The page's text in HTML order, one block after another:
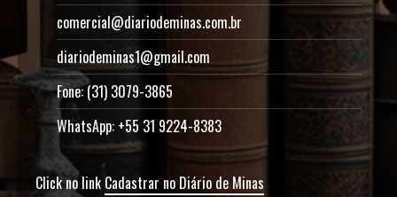
comercial@diariodeminas.com.br
diariodeminas1@gmail.com
Fone: (31) 3079-3865
WhatsApp: +55 31 9224-8383
Click no link Cadastrar no Diário de Minas